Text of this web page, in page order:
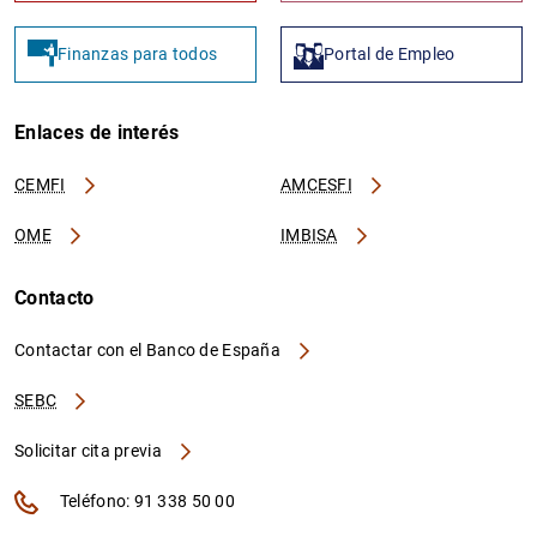
Finanzas para todos Portal de Empleo
Enlaces de interés
CEMFI AMCESFI
OME IMBISA
Contacto
Contactar con el Banco de España
SEBC
Solicitar cita previa
Teléfono: 91 338 50 00